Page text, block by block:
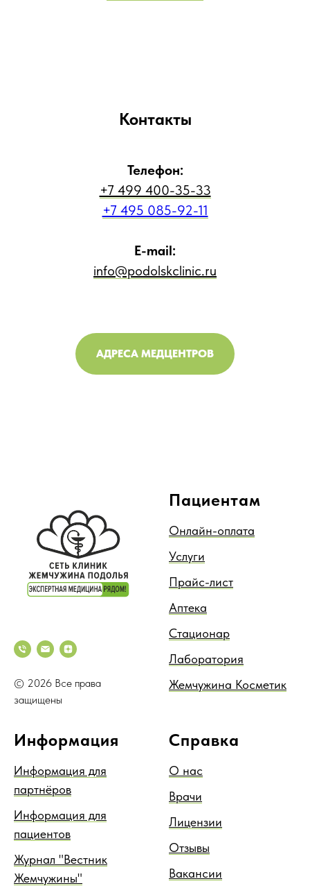
Контакты
Телефон:
+7 499 400-35-33
+7 495 085-92-11
E-mail:
info@podolskclinic.ru
АДРЕСА МЕДЦЕНТРОВ
© 2026 Все права
защищены
Пациентам
Онлайн-оплата
Услуги
Прайс-лист
Аптека
Стационар
Лаборатория
Жемчужина Косметик
Информация
Информация для
партнёров
Информация для
пациентов
Журнал "Вестник
Жемчужины"
Справка
О нас
Врачи
Лицензии
Отзывы
Вакансии